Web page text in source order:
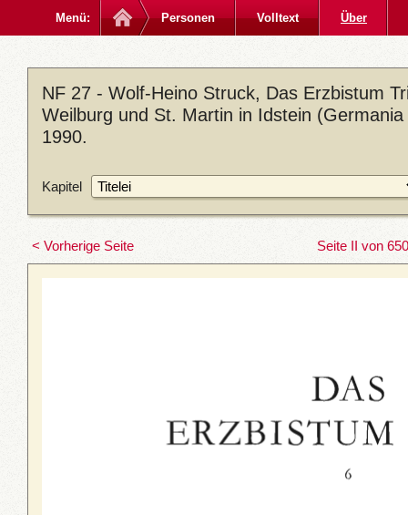
Menü: Personen Volltext Über
NF 27 - Wolf-Heino Struck, Das Erzbistum
Weilburg und St. Martin in Idstein
1990.
Kapitel
< Vorherige Seite Seite II von 650